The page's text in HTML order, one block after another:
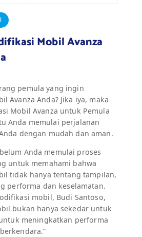
Mobil Avanza
pemula yang ingin
Avanza Anda? Jika iya, maka
Mobil Avanza untuk Pemula
Anda memulai perjalanan
dengan mudah dan aman.
Anda memulai proses
untuk memahami bahwa
tidak hanya tentang tampilan,
performa dan keselamatan.
mobil, Budi Santoso,
bukan hanya sekedar untuk
meningkatkan performa